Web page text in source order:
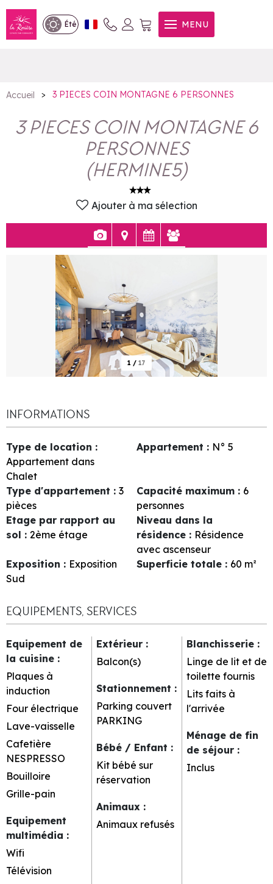
Été MENU
3 PIECES COIN MONTAGNE 6
PERSONNES
Accueil > 3 PIECES COIN MONTAGNE 6 PERSONNES
3 PIECES COIN MONTAGNE 6
PERSONNES
(HERMINE5)
Ajouter à ma sélection
1 / 17
INFORMATIONS
Type de location :
Appartement dans
Chalet
Appartement : N° 5
Type d'appartement : 3
pièces
Capacité maximum : 6
personnes
Etage par rapport au
sol : 2ème étage
Niveau dans la
résidence : Résidence
avec ascenseur
Exposition : Exposition
Sud
Superficie totale : 60 m²
EQUIPEMENTS, SERVICES
Equipement de
la cuisine :
Plaques à
induction
Four électrique
Lave-vaisselle
Cafetière
NESPRESSO
Bouilloire
Grille-pain
Equipement
multimédia :
Wifi
Télévision
Extérieur :
Balcon(s)
Stationnement :
Parking couvert
PARKING
Bébé / Enfant :
Kit bébé sur
réservation
Animaux :
Animaux refusés
Blanchisserie :
Linge de lit et de
toilette fournis
Lits faits à
l'arrivée
Ménage de fin
de séjour :
Inclus